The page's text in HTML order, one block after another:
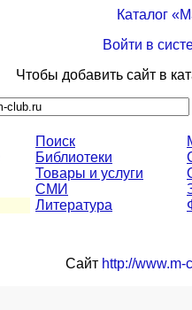
Каталог
Войти в
Чтобы добавить сайт в
Поиск
Библиотеки
Товары и услуги
СМИ
Литература
Сайт http://www.m-